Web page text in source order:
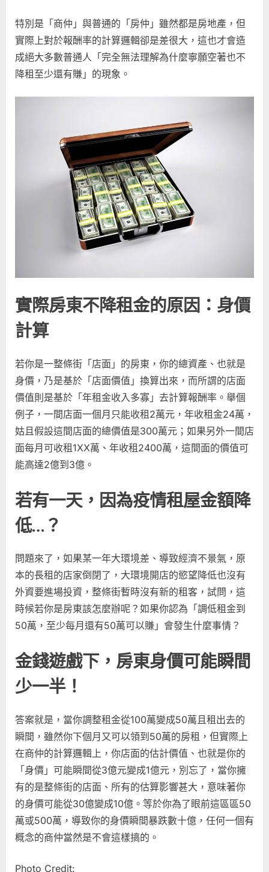
金
融
密
特別是「商仲」與普通的「房仲」雖然都是房地產，但
實際上對於報酬率的計算邏輯卻是差很大，這也才會造
成絕大多數普通人「完全無法理解為什麼寧願空著也不
降租至少還有賺」的現象。
實際房東不降租金的原因：身價
計算
若你是一整條街「店面」的房東，你的總資產、也就是
身價，乃是基於「店面價值」換算出來，而所謂的店面
價值則是基於「年租金收入多寡」去計算報酬率。舉個
例子，一間店面一個月只能收租2萬元，年收租金24萬，
姑且假設這間店面的總價值是300萬元；如果另外一間店
面每月可收租1XX萬、年收租2400萬，這間面的價值可
能高達2億到3億。
若有一天，因為疫情租屋金額降
低…？
問題來了，如果某一年大環境差、導致經濟不景氣，原
本的長租的店家倒閉了，大環境開店的慾望降低也沒有
外資要進場投資，整條街暫時沒有新的租客，試問，這
時候若你是房東該怎麼辦呢？如果你認為「調低租金到
50萬，至少每月還有50萬可以賺」會發生什麼事情？
金錢遊戲下，房東身價可能瞬間
少一半！
答案就是，當你調整租金從100萬變成50萬且租出去的
瞬間，雖然你下個月又可以領到50萬的房租，但實際上
在商仲的計算邏輯上，你店面的估計價值、也就是你的
「身價」可能瞬間從3億元變成1億元，別忘了，當你擁
有的是整條街的店面、所有的估算影響甚大，意味著你
的身價可能從30億變成10億。等於你為了眼前這區區50
萬或500萬，導致你的身價瞬間暴跌數十億，任何一個有
概念的商仲當然是不會這樣搞的。
Photo Credit: